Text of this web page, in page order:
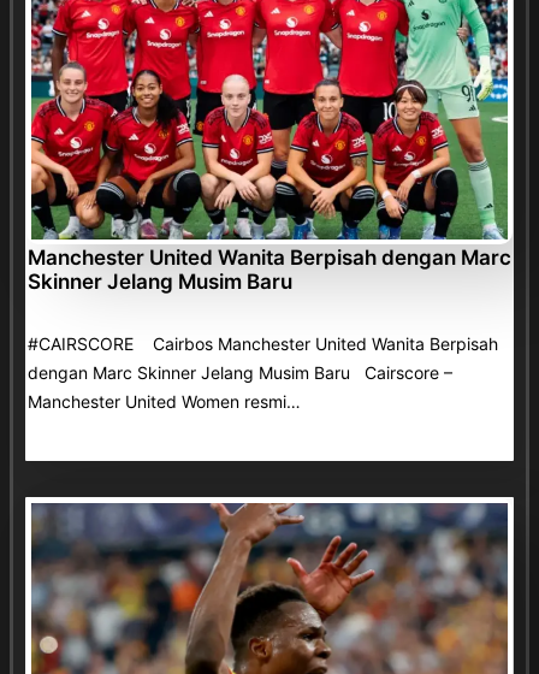
Manchester United Wanita Berpisah dengan Marc
Skinner Jelang Musim Baru
#CAIRSCORE Cairbos Manchester United Wanita Berpisah
dengan Marc Skinner Jelang Musim Baru Cairscore –
Manchester United Women resmi…